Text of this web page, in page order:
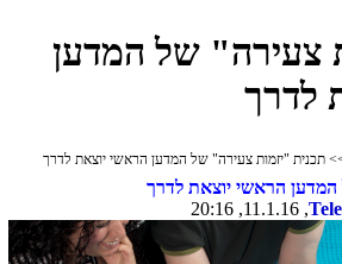
צעירה" של המדען
לדרך
תכנית "יזמות צעירה" של המדען הראשי יוצאת לדרך
הראשי יוצאת לדרך
, 11.1.16, 20:16